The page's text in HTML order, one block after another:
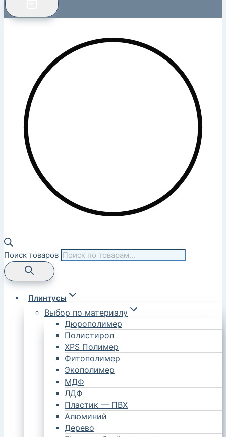
Поиск товаров
Плинтусы
Выбор по материалу
Дюрополимер
Полистирол
XPS Полимер
Фитополимер
Экополимер
МДФ
ЛДФ
Пластик — ПВХ
Алюминий
Дерево